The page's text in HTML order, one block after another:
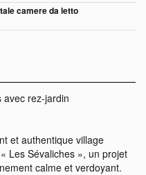
camere da letto
avec rez-jardin
et authentique village
Les Sévaliches », un projet
calme et verdoyant.